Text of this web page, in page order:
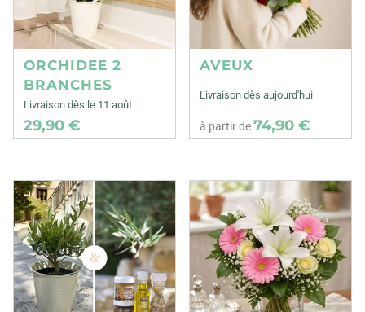
ORCHIDEE 2
BRANCHES
Livraison dès le 11 août
29,90 €
AVEUX
Livraison dès aujourd'hui
à partir de74,90 €